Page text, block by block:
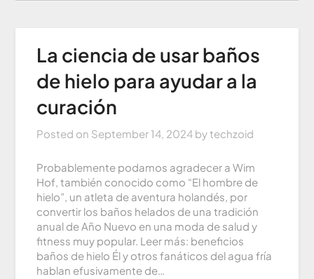
La ciencia de usar baños
de hielo para ayudar a la
curación
Posted on September 14, 2024 bytechzoid
Probablemente podamos agradecer a Wim
Hof, también conocido como “El hombre de
hielo”, un atleta de aventura holandés, por
convertir los baños helados de una tradición
anual de Año Nuevo en una moda de salud y
fitness muy popular. Leer más: beneficios
baños de hielo Él y otros fanáticos del agua fría
hablan efusivamente de…